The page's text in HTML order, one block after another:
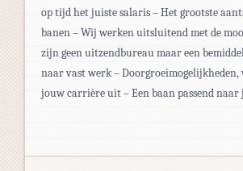
op tijd het juiste salaris – Het grootste
banen – Wij werken uitsluitend met de
zijn geen uitzendbureau maar een
naar vast werk –
jouw carrière uit – Een baan passend